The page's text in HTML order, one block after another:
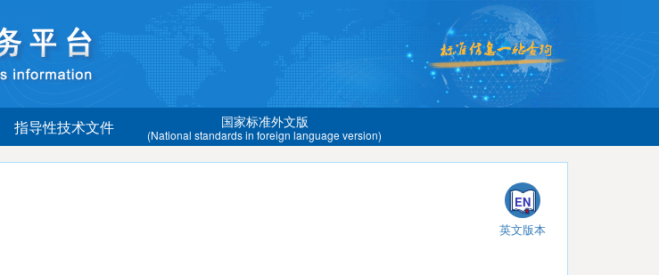
指导性技术文件 国家标准外文版
(National standards in foreign language version)
EN
英文版本